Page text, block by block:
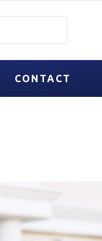
CONTACT